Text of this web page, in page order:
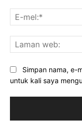
Simpan nama, e-
untuk kali saya